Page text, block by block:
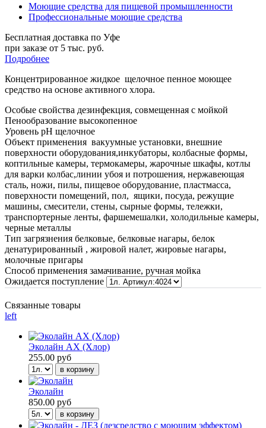
Моющие средства для пищевой промышленности
Профессиональные моющие средства
Бесплатная доставка по Уфе
при заказе от 5 тыс. руб.
Подробнее
Концентрированное жидкое щелочное пенное моющее
средство на основе активного хлора.
Особые свойства дезинфекция, совмещенная с мойкой
Пенообразование высокопенное
Уровень pH щелочное
Объект применения вакуумные установки, внешние
поверхности оборудования,инкубаторы, колбасные формы,
коптильные камеры, термокамеры, жарочные шкафы, котлы
для варки колбас,линии убоя и потрошения, нержавеющая
сталь, ножи, пилы, пищевое оборудование, пластмасса,
поверхности помещений, пол, ящики, посуда, режущие
машины, смесители, стены, сырные формы, тележки,
транспортерные ленты, фаршемешалки, холодильные камеры,
черные металлы
Тип загрязнения белковые, белковые нагары, белок
денатурированный , жировой налет, жировые нагары,
молочные пригары
Способ применения замачивание, ручная мойка
Ожидается поступление
Связанные товары
left
Эколайн АХ (Хлор)
255.00 руб
Эколайн
850.00 руб